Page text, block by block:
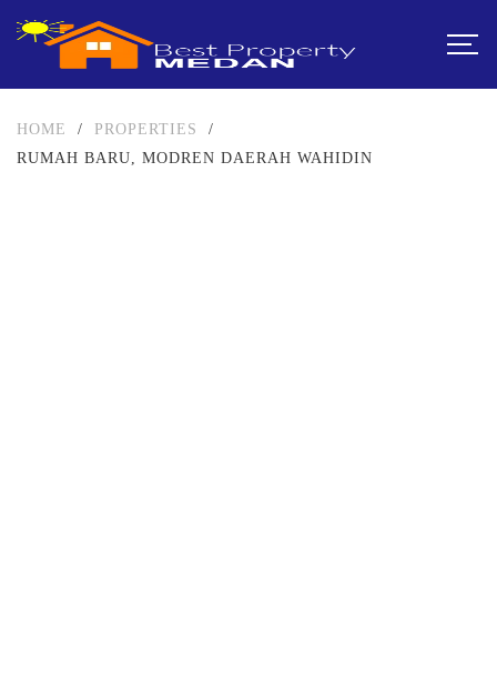
HOME / PROPERTIES
/
RUMAH BARU, MODREN DAERAH WAHIDIN